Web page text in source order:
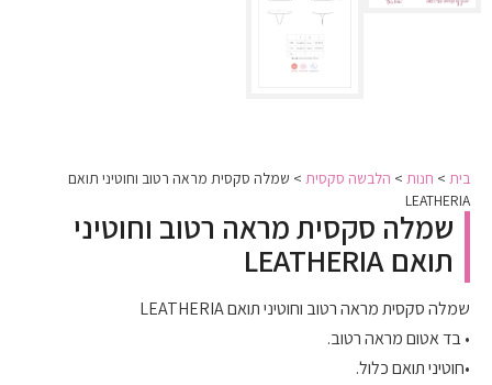
בית > חנות > הלבשה סקסית > שמלה סקסית מראה רטוב וחוטיני תואם
LEATHERIA
שמלה סקסית מראה רטוב וחוטיני
תואם LEATHERIA
שמלה סקסית מראה רטוב וחוטיני תואם LEATHERIA
• בד אטום מראה רטוב.
•חוטיני תואם כלול.